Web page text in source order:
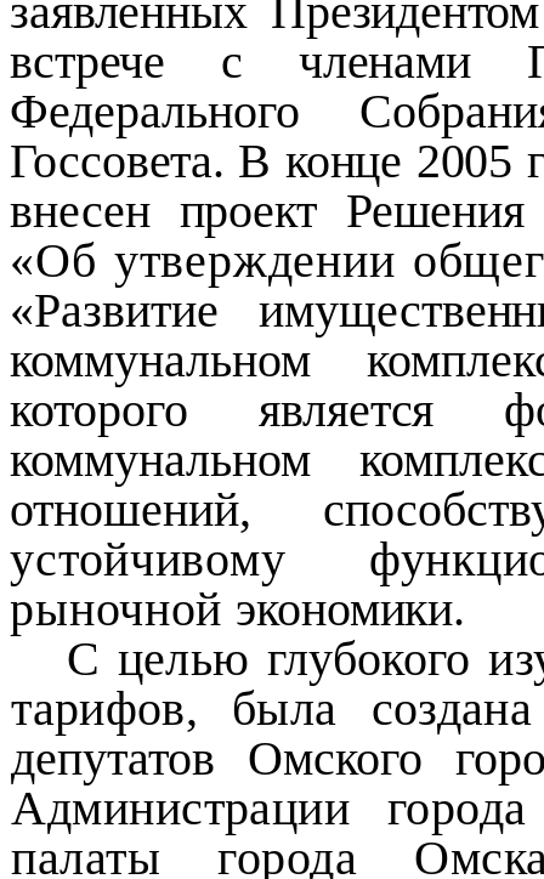
заявленных
встрече с членами
Федерального
Госсовета. В конце 2005
внесен проект
«Об утверждении
«Развитие
коммунальном
которого является
коммунальном
отношений,
устойчивому
рыночной экономики.
С целью глубокого
тарифов, была
депутатов Омского
Администрации
палаты города